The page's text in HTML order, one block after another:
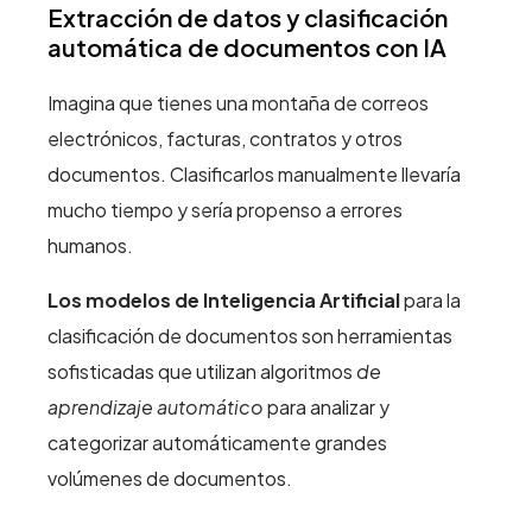
Extracción de datos y clasificación
automática de documentos con IA
Imagina que tienes una montaña de correos
electrónicos, facturas, contratos y otros
documentos. Clasificarlos manualmente llevaría
mucho tiempo y sería propenso a errores
humanos.
Los modelos de Inteligencia Artificialpara la
clasificación de documentos son herramientas
sofisticadas que utilizan algoritmos de
aprendizaje automáticopara analizar y
categorizar automáticamente grandes
volúmenes de documentos.